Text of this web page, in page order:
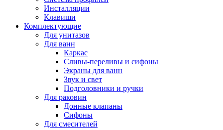
Инсталляции
Клавиши
Комплектующие
Для унитазов
Для ванн
Каркас
Сливы-переливы и сифоны
Экраны для ванн
Звук и свет
Подголовники и ручки
Для раковин
Донные клапаны
Сифоны
Для смесителей